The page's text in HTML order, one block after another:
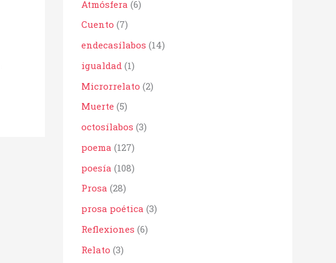
r
:
Atmósfera (6)
Cuento (7)
endecasílabos (14)
igualdad (1)
Microrrelato (2)
Muerte (5)
octosílabos (3)
poema (127)
poesía (108)
Prosa (28)
prosa poética (3)
Reflexiones (6)
Relato (3)